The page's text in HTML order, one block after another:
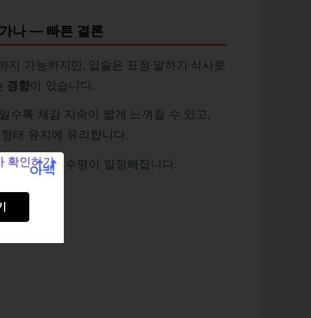
나 — 빠른 결론
지 가능하지만, 입술은 표정·말하기·식사로
경향이 있습니다.
일수록 체감 지속이 짧게 느껴질 수 있고,
태 유지에 유리합니다.
하면 체감 수명이 일정해집니다.